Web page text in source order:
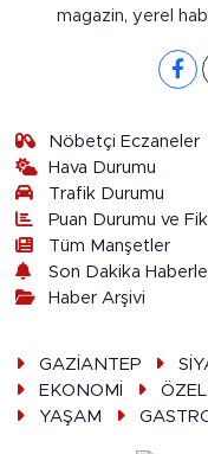
magazin, yerel
Nöbetçi Eczaneler
Hava Durumu
Trafik Durumu
Puan Durumu ve
Tüm Manşetler
Son Dakika
Haber Arşivi
GAZİANTEP
EKONOMİ
YAŞAM